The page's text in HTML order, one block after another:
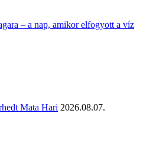
– a nap, amikor elfogyott a víz
Mata Hari 2026.08.07.